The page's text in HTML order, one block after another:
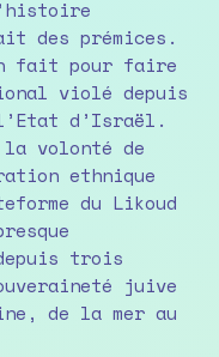
des prémices.
fait pour faire
violé depuis
d’Israël.
la volonté de
ethnique
du Likoud
trois
juive
de la mer au